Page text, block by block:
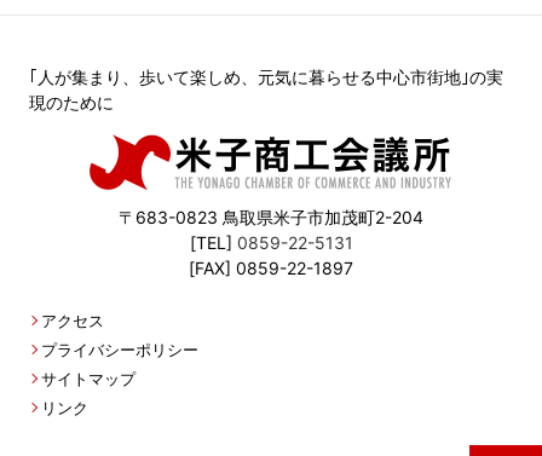
｢人が集まり、歩いて楽しめ、元気に暮らせる中心市街地｣の実
現のために
〒683-0823 鳥取県米子市加茂町2-204
[TEL] 0859-22-5131
[FAX] 0859-22-1897
アクセス
プライバシーポリシー
サイトマップ
リンク